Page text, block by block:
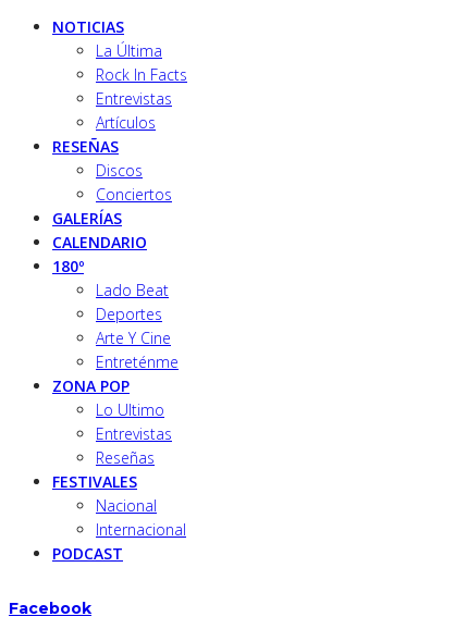
NOTICIAS
La Última
Rock In Facts
Entrevistas
Artículos
RESEÑAS
Discos
Conciertos
GALERÍAS
CALENDARIO
180º
Lado Beat
Deportes
Arte Y Cine
Entreténme
ZONA POP
Lo Ultimo
Entrevistas
Reseñas
FESTIVALES
Nacional
Internacional
PODCAST
Facebook